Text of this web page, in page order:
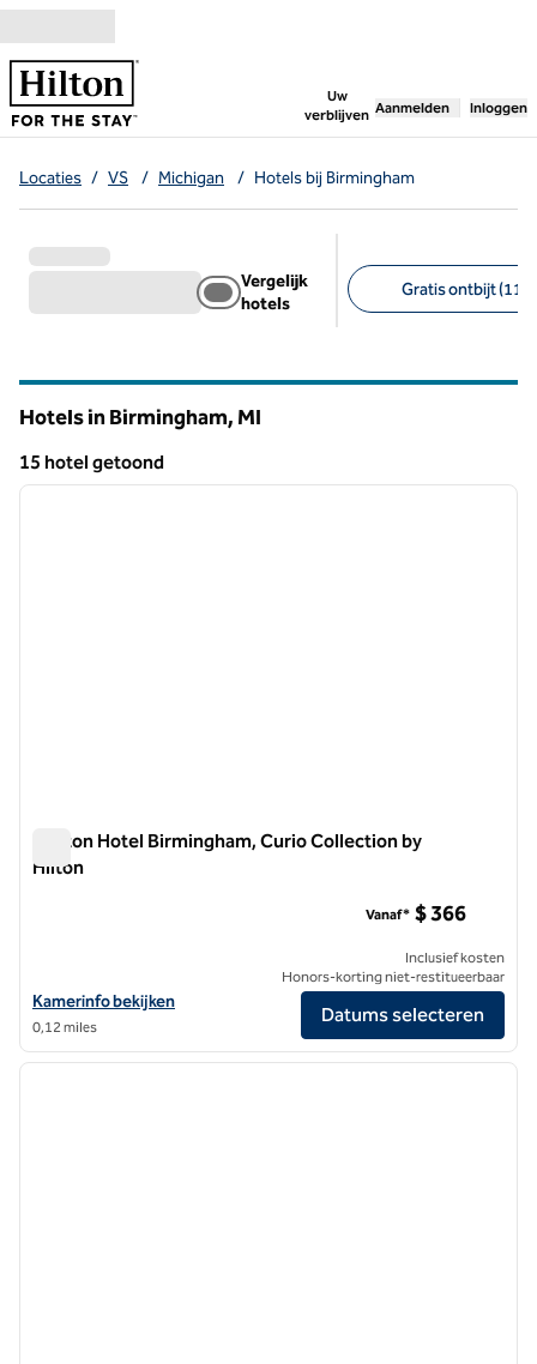
Ga door naar inhoud
Uw
verblijven
, opent nieuw
Aanmelden Inloggen
Locaties / VS / Michigan / Hotels bij Birmingham
Vergelijk
hotels
Gratis ontbijt (11)
Hotels in Birmingham, MI
15 hotel getoond
15 hotel getoond
1 van 12
Daxton Hotel Birmingham, Curio Collection by
Hilton
Bekijk hoteldetails voor Daxton Hotel Birmingham, Curio Collection
Kamerinfo bekijken
0,12 miles
Vanaf* $ 366
Inclusief kosten
Honors-korting niet-restitueerbaar
Datums selecteren
1/12
1 van 12